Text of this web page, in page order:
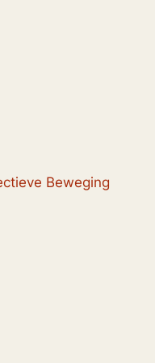
Beweging